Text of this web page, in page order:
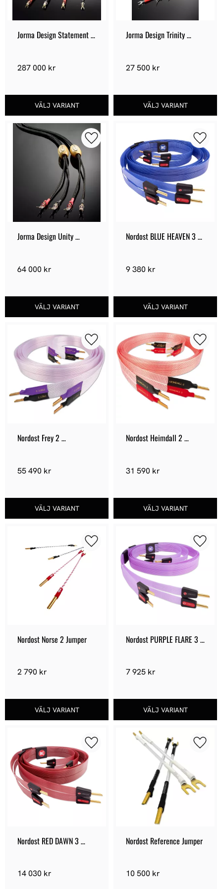
Jorma Design Statement
287 000 kr
Jorma Design Trinity
27 500 kr
Jorma Design Unity
64 000 kr
Lägg till i favoriter
Nordost BLUE HEAVEN 3
9 380 kr
Lägg
Nordost Frey 2
55 490 kr
Lägg till i favoriter
Nordost Heimdall 2
31 590 kr
Lägg
Nordost Norse 2 Jumper
2 790 kr
Lägg till i favoriter
Nordost PURPLE FLARE 3
7 925 kr
Lägg
Nordost RED DAWN 3
14 030 kr
Lägg till i favoriter
Nordost Reference Jumper
10 500 kr
Lägg